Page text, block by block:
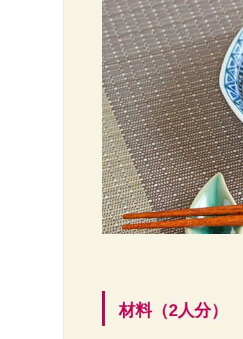
材料（2人分）